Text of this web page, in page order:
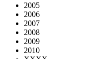
2005
2006
2007
2008
2009
2010